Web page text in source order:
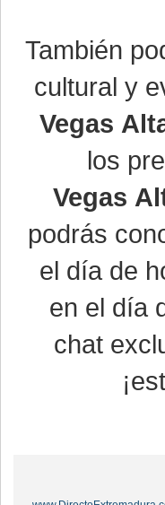
También
cultural y
Vegas
los
Vegas
podrás
el día de
en el día
chat